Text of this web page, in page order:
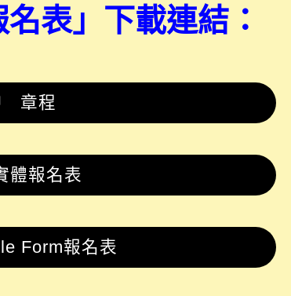
名表」 下載連結：
章程
體報名表
Form報名表